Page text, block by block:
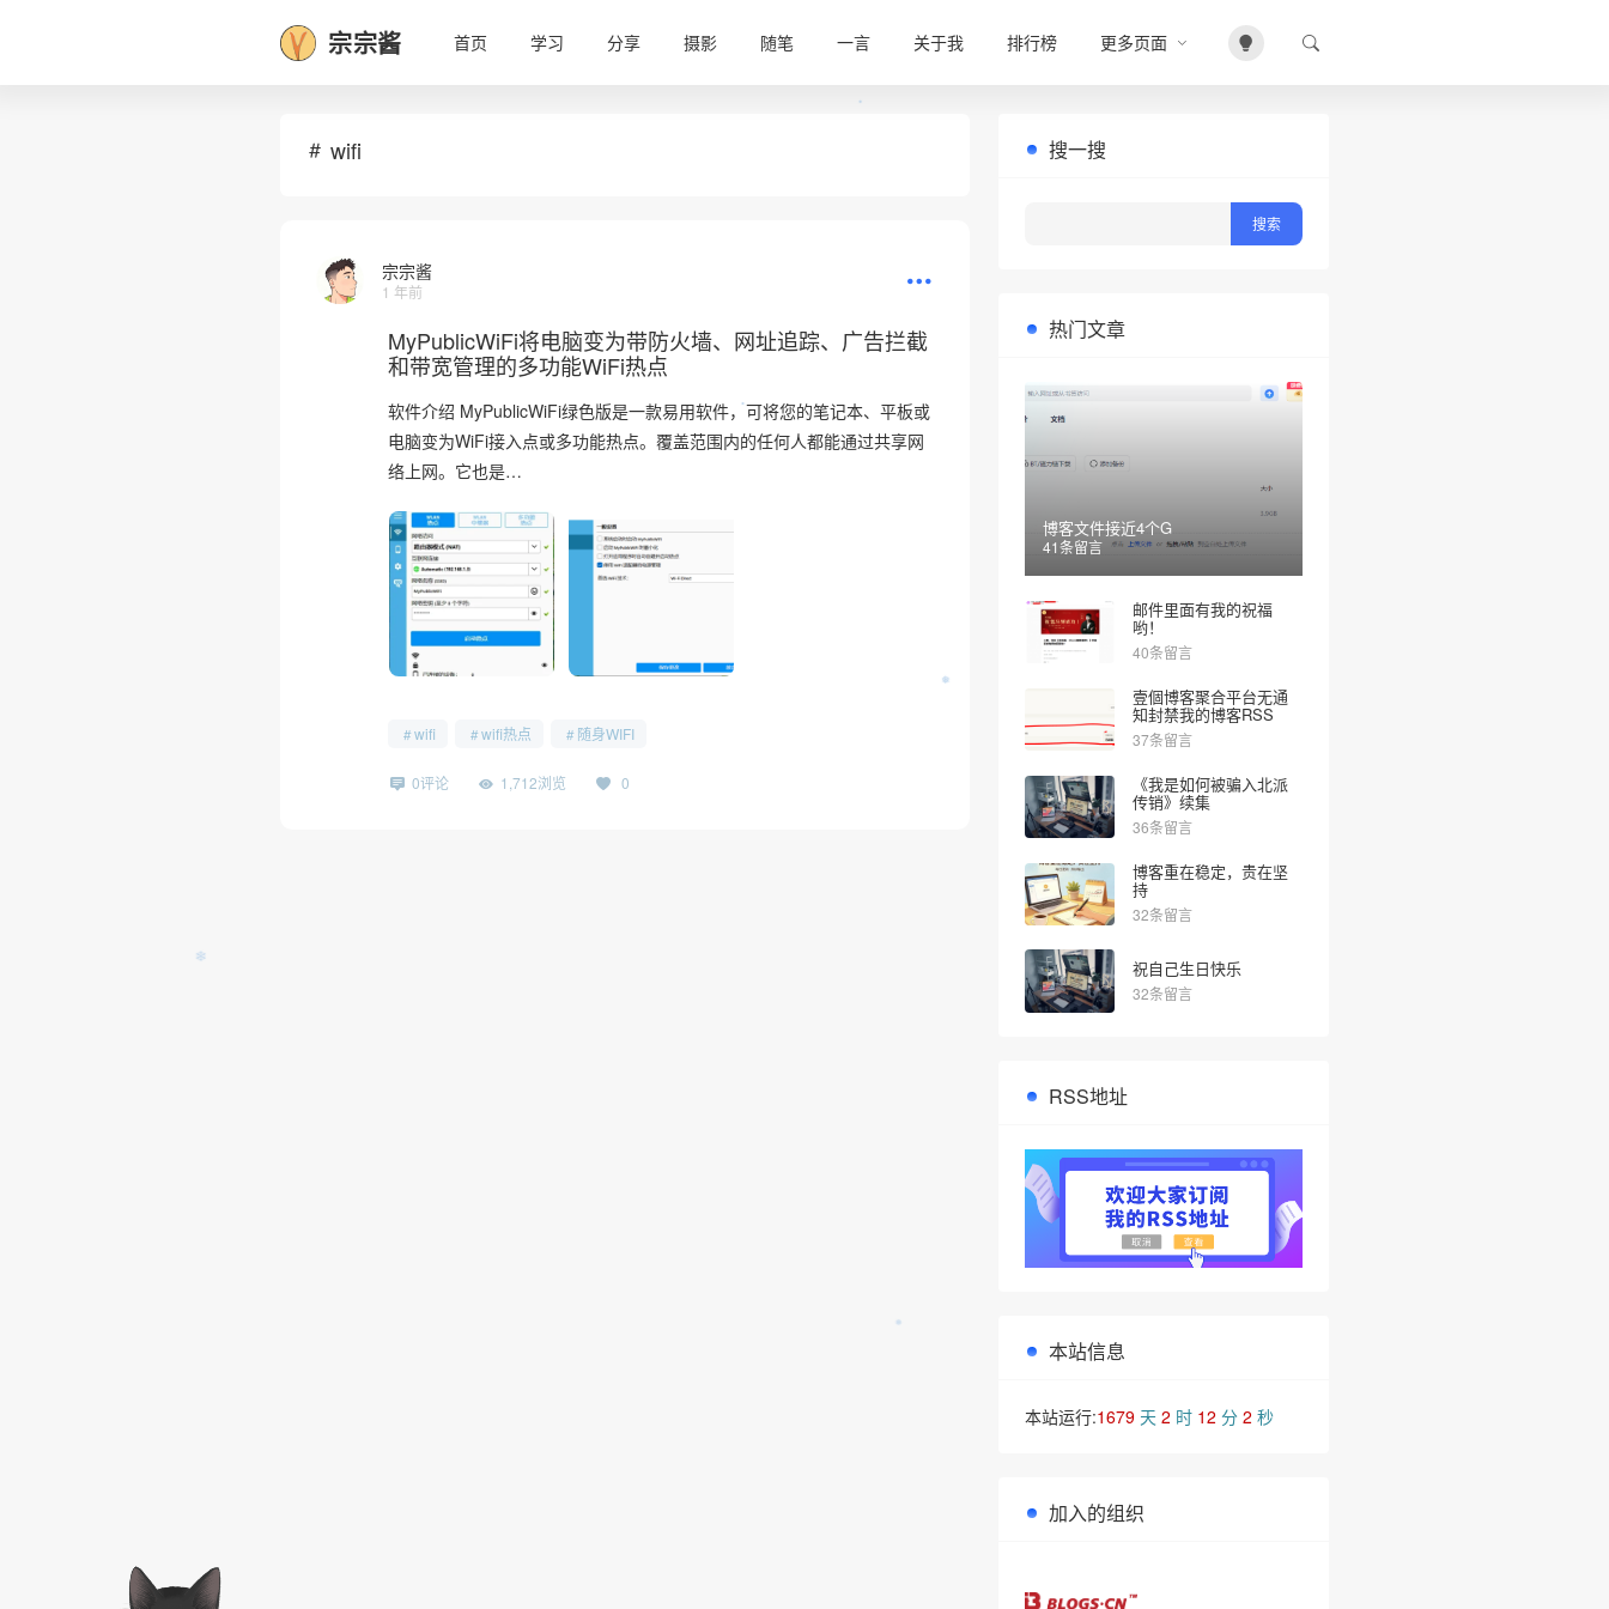
宗宗酱 首页 学习 分享 摄影 随笔 一言 关于我 排行榜 更多页面
wifi
宗宗酱
1 年前
MyPublicWiFi将电脑变为带防火墙、网址追踪、广告拦截
和带宽管理的多功能WiFi热点
软件介绍 MyPublicWiFi绿色版是一款易用软件，可将您的笔记本、平板或
电脑变为WiFi接入点或多功能热点。覆盖范围内的任何人都能通过共享网
络上网。它也是…
wifi wifi热点 随身WIFI
0评论 1,712浏览 0
搜一搜
热门文章
博客文件接近4个G
41条留言
邮件里面有我的祝福
哟！
40条留言
壹個博客聚合平台无通
知封禁我的博客RSS
37条留言
《我是如何被骗入北派
传销》续集
36条留言
博客重在稳定，贵在坚
持
32条留言
祝自己生日快乐
32条留言
RSS地址
本站信息
本站运行:1679天 2 时 12 分 2 秒
加入的组织